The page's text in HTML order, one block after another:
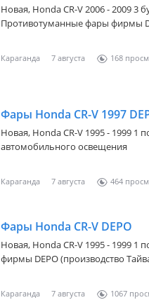
Новая, Honda CR-V 2006 - 2009 3
Противотуманные фары фирмы
Караганда 7 августа 168
Фары Honda CR-V 1997
Новая, Honda CR-V 1995 - 1999 1
автомобильного освещения
Караганда 7 августа 464
Фары Honda CR-V DEPO
Новая, Honda CR-V 1995 - 1999 1
фирмы DEPO (производство
Караганда 7 августа 1067